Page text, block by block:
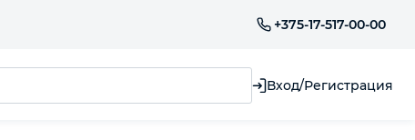
+375-17-517-00-00
Вход/Регистрация